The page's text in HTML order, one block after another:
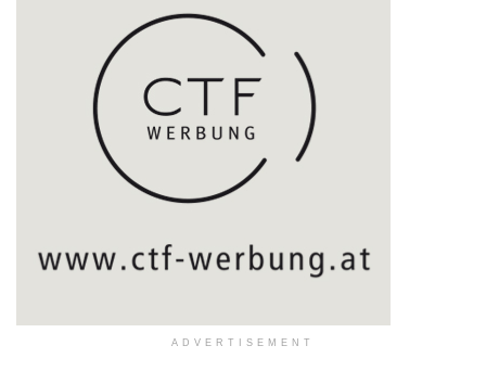
ADVERTISEMENT